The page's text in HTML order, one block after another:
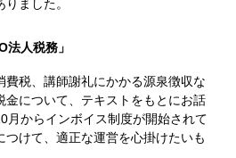
ました。
人税務」
費税、講師謝礼にかかる源泉徴収な
金について、テキストをもとにお話
月からインボイス制度が開始されて
つけて、適正な運営を心掛けたいも